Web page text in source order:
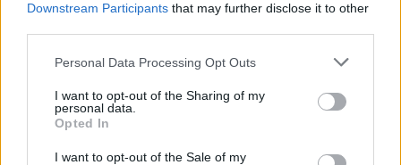
Downstream Participants that may further disclose it to other
Personal Data Processing Opt Outs
I want to opt-out of the Sharing of my
personal data.
Opted In
I want to opt-out of the Sale of my
Primarul PNL din Otopeni, tatăl deputatului